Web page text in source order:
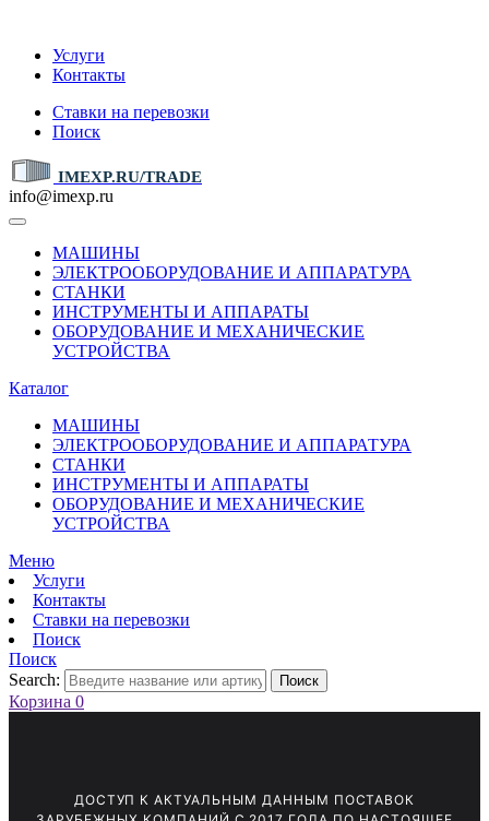
Услуги
Контакты
Ставки на перевозки
Поиск
IMEXP.RU/TRADE
info@imexp.ru
МАШИНЫ
ЭЛЕКТРООБОРУДОВАНИЕ И АППАРАТУРА
СТАНКИ
ИНСТРУМЕНТЫ И АППАРАТЫ
ОБОРУДОВАНИЕ И МЕХАНИЧЕСКИЕ
УСТРОЙСТВА
Каталог
МАШИНЫ
ЭЛЕКТРООБОРУДОВАНИЕ И АППАРАТУРА
СТАНКИ
ИНСТРУМЕНТЫ И АППАРАТЫ
ОБОРУДОВАНИЕ И МЕХАНИЧЕСКИЕ
УСТРОЙСТВА
Меню
Услуги
Контакты
Ставки на перевозки
Поиск
Поиск
Search:
Поиск
Корзина 0
ДОСТУП К АКТУАЛЬНЫМ ДАННЫМ ПОСТАВОК